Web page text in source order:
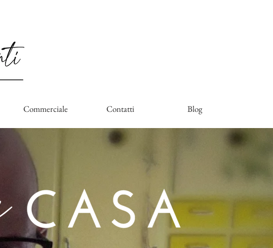
Commerciale Contatti Blog